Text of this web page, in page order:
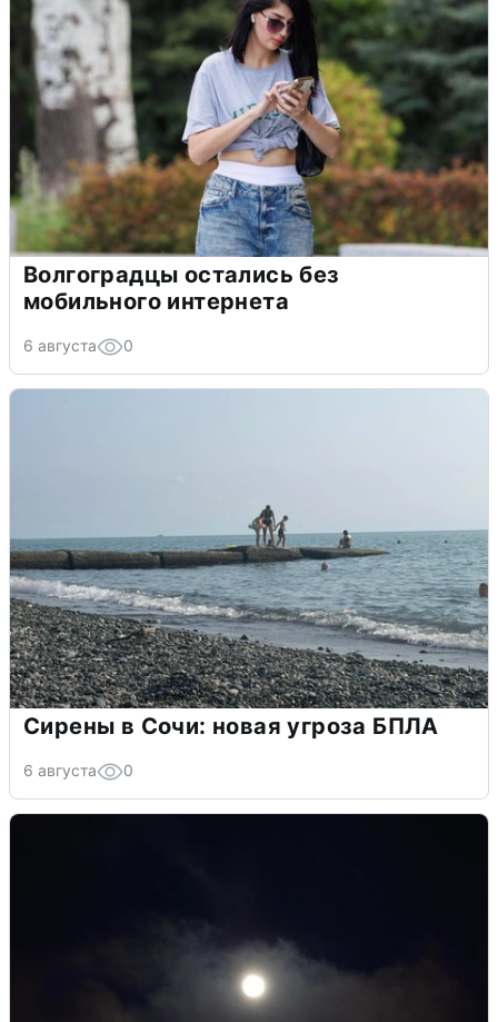
Волгоградцы остались без
мобильного интернета
6 августа 0
Сирены в Сочи: новая угроза БПЛА
6 августа 0